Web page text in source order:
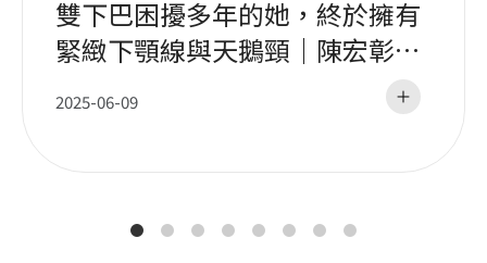
雙下巴困擾多年的她，終於擁有
緊緻下顎線與天鵝頸｜陳宏彰醫
2025-06-09